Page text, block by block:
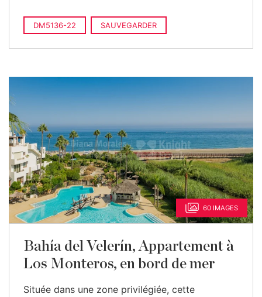
DM5136-22 SAUVEGARDER
60 IMAGES
Bahía del Velerín, Appartement à
Los Monteros, en bord de mer
Située dans une zone privilégiée, cette